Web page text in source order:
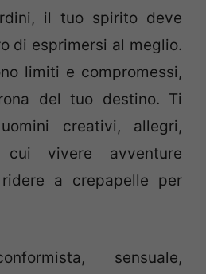
il tuo spirito deve
di esprimersi al meglio.
limiti e compromessi,
del tuo destino. Ti
creativi, allegri,
cui vivere avventure
a crepapelle per
sensuale,